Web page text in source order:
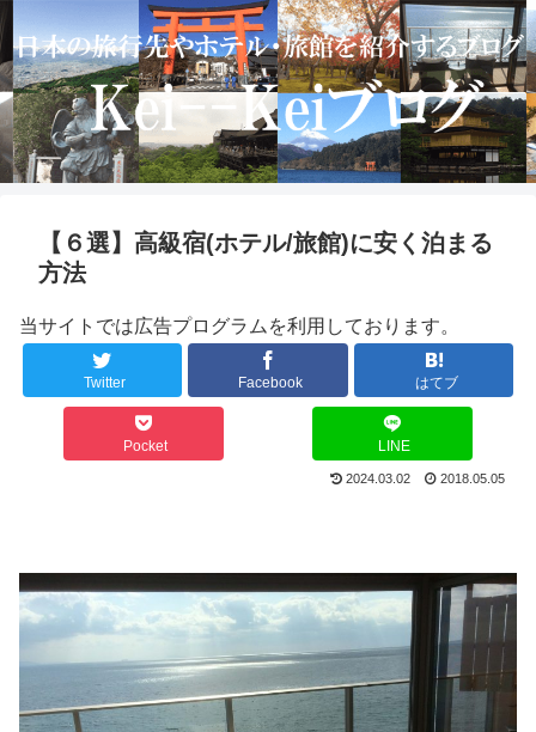
【６選】高級宿(ホテル/旅館)に安く泊まる
方法
当サイトでは広告プログラムを利用しております。
Twitter Facebook はてブ
Pocket LINE
2024.03.02 2018.05.05